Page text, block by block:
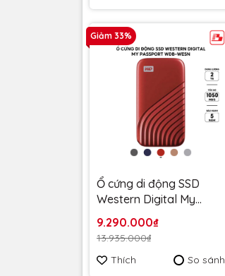
Giảm 33%
Ổ cứng di động SSD
Western Digital My
Đỏ WDBAGF0020BRD-
WESN - Bảo hành 5 năm
9.290.000₫
13.935.000₫
Thích
So sánh